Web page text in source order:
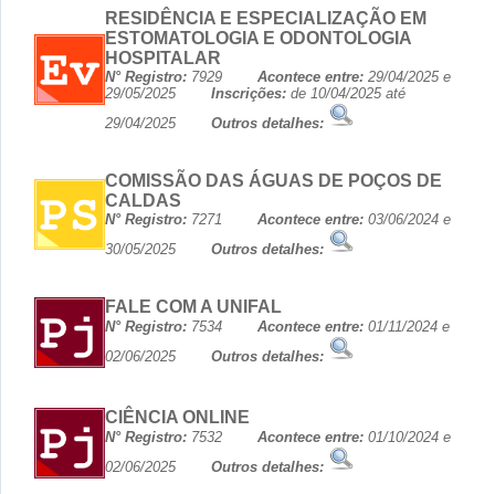
RESIDÊNCIA E ESPECIALIZAÇÃO EM
ESTOMATOLOGIA E ODONTOLOGIA
HOSPITALAR
N° Registro: 7929 Acontece entre: 29/04/2025 e
29/05/2025 Inscrições: de 10/04/2025 até
29/04/2025 Outros detalhes:
COMISSÃO DAS ÁGUAS DE POÇOS DE
CALDAS
N° Registro: 7271 Acontece entre: 03/06/2024 e
30/05/2025 Outros detalhes:
FALE COM A UNIFAL
N° Registro: 7534 Acontece entre: 01/11/2024 e
02/06/2025 Outros detalhes:
CIÊNCIA ONLINE
N° Registro: 7532 Acontece entre: 01/10/2024 e
02/06/2025 Outros detalhes: